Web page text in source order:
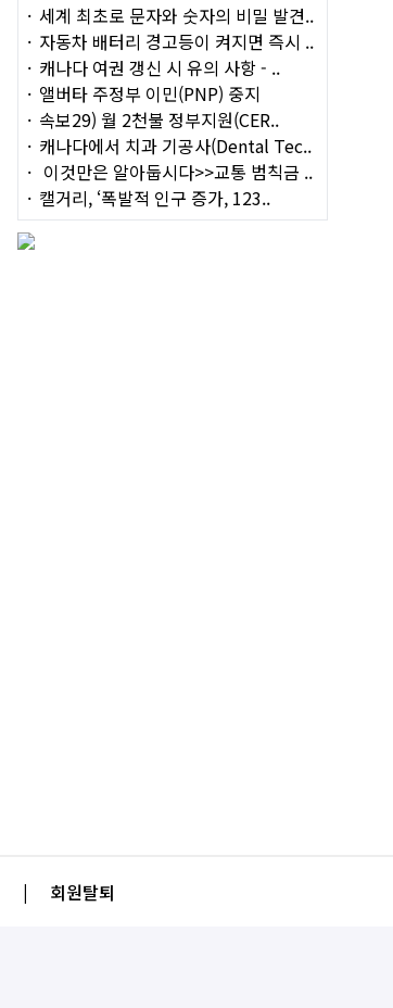
세계 최초로 문자와 숫자의 비밀 발견..
자동차 배터리 경고등이 켜지면 즉시 ..
캐나다 여권 갱신 시 유의 사항 - ..
앨버타 주정부 이민(PNP) 중지
속보29) 월 2천불 정부지원(CER..
캐나다에서 치과 기공사(Dental Tec..
이것만은 알아둡시다>>교통 범칙금 ..
캘거리, ‘폭발적 인구 증가, 123..
| 회원탈퇴